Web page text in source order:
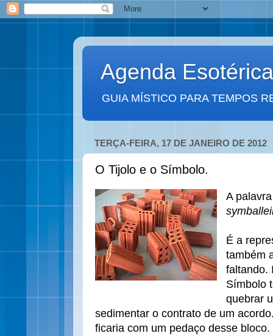
Agenda Esotérica
GUIA MÍSTICO PARA TEMPOS
TERÇA-FEIRA, 17 DE JANEIRO DE 2012
O Tijolo e o Símbolo.
A
É a
também
faltando.
Símbolo
quebrar
sedimentar o contrato de um
ficaria com um pedaço desse